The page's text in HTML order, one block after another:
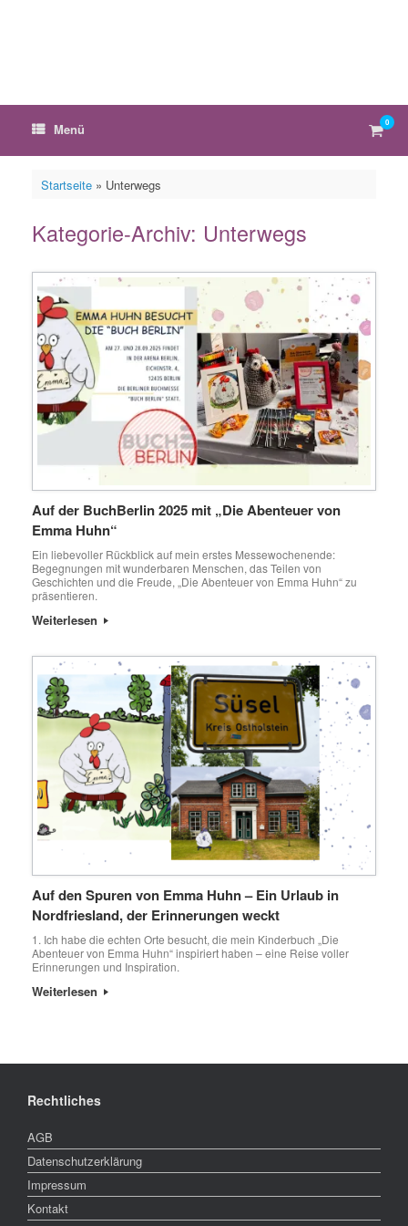
Menü 0
Startseite» Unterwegs
Kategorie-Archiv: Unterwegs
Auf der BuchBerlin 2025 mit „Die Abenteuer von
Emma Huhn“
Ein liebevoller Rückblick auf mein erstes Messewochenende:
Begegnungen mit wunderbaren Menschen, das Teilen von
Geschichten und die Freude, „Die Abenteuer von Emma Huhn“ zu
präsentieren.
Weiterlesen
Auf den Spuren von Emma Huhn – Ein Urlaub in
Nordfriesland, der Erinnerungen weckt
1. Ich habe die echten Orte besucht, die mein Kinderbuch „Die
Abenteuer von Emma Huhn“ inspiriert haben – eine Reise voller
Erinnerungen und Inspiration.
Weiterlesen
Rechtliches
AGB
Datenschutzerklärung
Impressum
Kontakt